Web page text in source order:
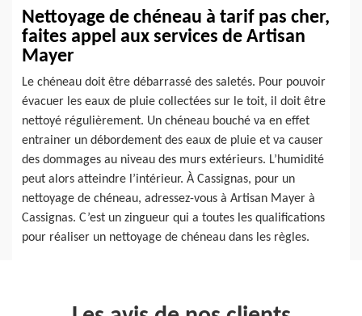
Nettoyage de chéneau à tarif pas cher,
faites appel aux services de Artisan
Mayer
Le chéneau doit être débarrassé des saletés. Pour pouvoir
évacuer les eaux de pluie collectées sur le toit, il doit être
nettoyé régulièrement. Un chéneau bouché va en effet
entrainer un débordement des eaux de pluie et va causer
des dommages au niveau des murs extérieurs. L’humidité
peut alors atteindre l’intérieur. À Cassignas, pour un
nettoyage de chéneau, adressez-vous à Artisan Mayer à
Cassignas. C’est un zingueur qui a toutes les qualifications
pour réaliser un nettoyage de chéneau dans les règles.